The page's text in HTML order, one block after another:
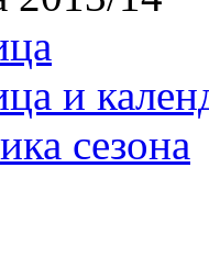
и
сезона